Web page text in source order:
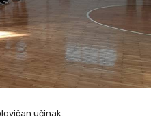
učinak.